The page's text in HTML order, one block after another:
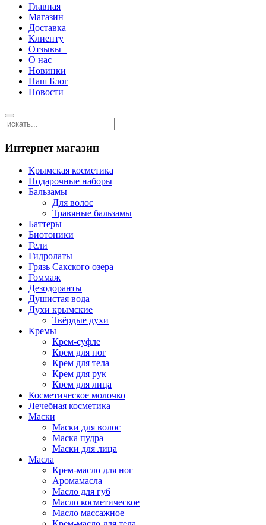
Главная
Магазин
Доставка
Клиенту
Отзывы+
О нас
Новинки
Наш Блог
Новости
Интернет магазин
Крымская косметика
Подарочные наборы
Бальзамы
Для волос
Травяные бальзамы
Баттеры
Биотоники
Гели
Гидролаты
Грязь Сакского озера
Гоммаж
Дезодоранты
Душистая вода
Духи крымские
Твёрдые духи
Кремы
Крем-суфле
Крем для ног
Крем для тела
Крем для рук
Крем для лица
Косметическое молочко
Лечебная косметика
Маски
Маски для волос
Маска пудра
Маски для лица
Масла
Крем-масло для ног
Аромамасла
Масло для губ
Масло косметическое
Масло массажное